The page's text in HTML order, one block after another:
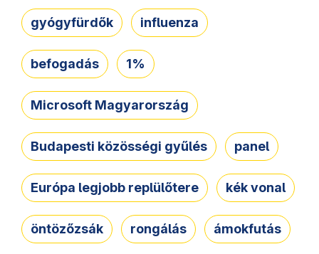
gyógyfürdők influenza
befogadás 1%
Microsoft Magyarország
Budapesti közösségi gyűlés panel
Európa legjobb replülőtere kék vonal
öntözőzsák rongálás ámokfutás